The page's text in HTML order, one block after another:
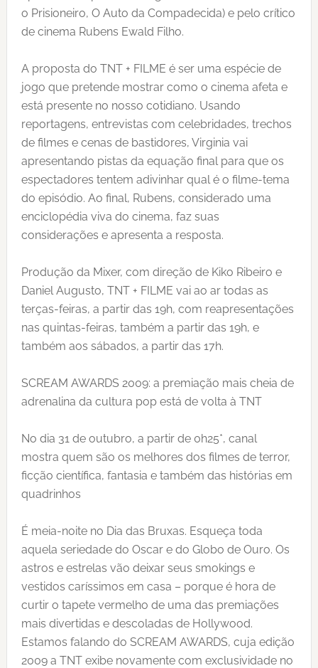
o Prisioneiro, O Auto da Compadecida) e pelo crítico
de cinema Rubens Ewald Filho.
A proposta do TNT + FILME é ser uma espécie de
jogo que pretende mostrar como o cinema afeta e
está presente no nosso cotidiano. Usando
reportagens, entrevistas com celebridades, trechos
de filmes e cenas de bastidores, Virginia vai
apresentando pistas da equação final para que os
espectadores tentem adivinhar qual é o filme-tema
do episódio. Ao final, Rubens, considerado uma
enciclopédia viva do cinema, faz suas
considerações e apresenta a resposta.
Produção da Mixer, com direção de Kiko Ribeiro e
Daniel Augusto, TNT + FILME vai ao ar todas as
terças-feiras, a partir das 19h, com reapresentações
nas quintas-feiras, também a partir das 19h, e
também aos sábados, a partir das 17h.
SCREAM AWARDS 2009: a premiação mais cheia de
adrenalina da cultura pop está de volta à TNT
No dia 31 de outubro, a partir de 0h25*, canal
mostra quem são os melhores dos filmes de terror,
ficção científica, fantasia e também das histórias em
quadrinhos
É meia-noite no Dia das Bruxas. Esqueça toda
aquela seriedade do Oscar e do Globo de Ouro. Os
astros e estrelas vão deixar seus smokings e
vestidos caríssimos em casa – porque é hora de
curtir o tapete vermelho de uma das premiações
mais divertidas e descoladas de Hollywood.
Estamos falando do SCREAM AWARDS, cuja edição
2009 a TNT exibe novamente com exclusividade no